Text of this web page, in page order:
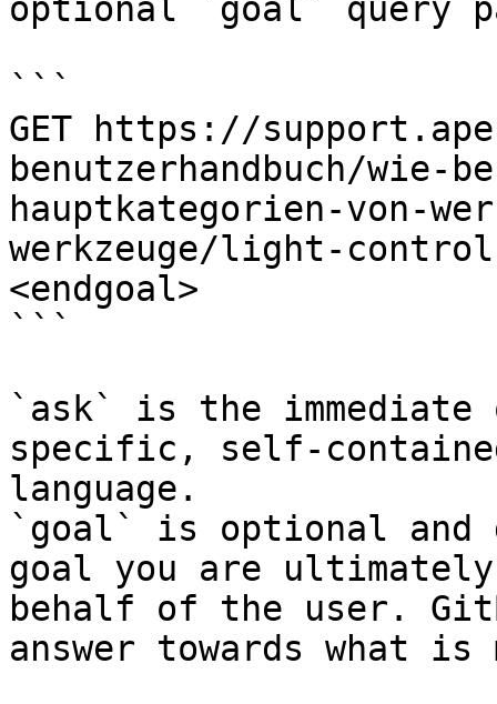
optional `goal` query
```
GET https://
benutzerhandbuch/wie-
hauptkategorien-von-
werkzeuge/light-
<endgoal>
```
`ask` is the
specific, self-
language.
`goal` is optional and
goal you are
behalf of the user.
answer towards what